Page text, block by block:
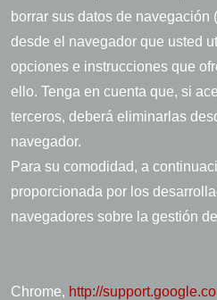
borrar sus datos de
desde el navegador que usted
opciones e instrucciones que
ello. Tenga en cuenta que, si
terceros, deberá eliminarlas
navegador.
Para su comodidad, a
proporcionada por los
navegadores sobre la gestión
Chrome, http://